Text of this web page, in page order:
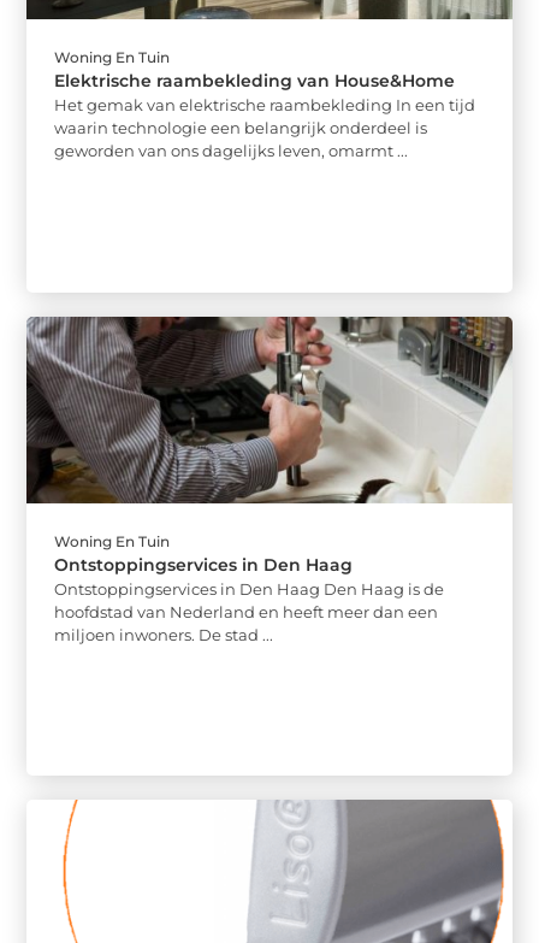
Woning En Tuin
Elektrische raambekleding van House&Home
Het gemak van elektrische raambekleding In een tijd
waarin technologie een belangrijk onderdeel is
geworden van ons dagelijks leven, omarmt ...
Woning En Tuin
Ontstoppingservices in Den Haag
Ontstoppingservices in Den Haag Den Haag is de
hoofdstad van Nederland en heeft meer dan een
miljoen inwoners. De stad ...